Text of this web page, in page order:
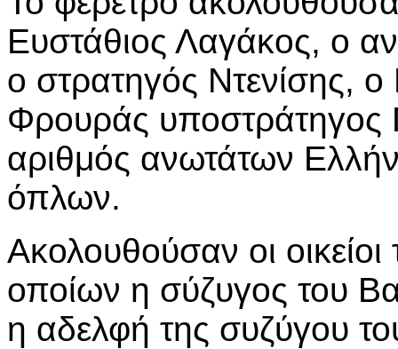
Ευστάθιος Λαγάκος, ο
ο στρατηγός Ντενίσης, ο
Φρουράς υποστράτηγος
αριθμός ανωτάτων
όπλων.
Ακολουθούσαν οι
οποίων η σύζυγος του
η αδελφή της συζύγου